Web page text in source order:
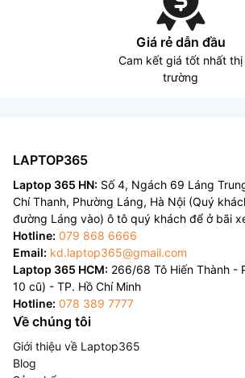
Giá rẻ dẫn đầu
Cam kết giá tốt nhất thị
trường
LAPTOP365
Laptop 365 HN: Số 4, Ngách 69 Láng
Chí Thanh, Phường Láng, Hà Nội (Quý
đường Láng vào) ô tô quý khách để ở bãi
Hotline: 079 868 6666
Email: kd.laptop365@gmail.com
Laptop 365 HCM: 266/68 Tô Hiến Thành -
10 cũ) - TP. Hồ Chí Minh
Hotline: 078 389 7777
Về chúng tôi
Giới thiệu về Laptop365
Blog